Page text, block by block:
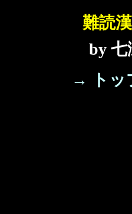
難読
by 七
→ トッ